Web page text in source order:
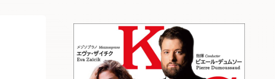
ぶらあぼブラス！
フォルテピアノ・オデッセイ